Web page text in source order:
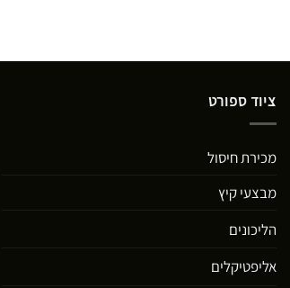
ציוד ספורט
מכירת חיסול
מבצעי קיץ
הליכונים
אליפטיקלים